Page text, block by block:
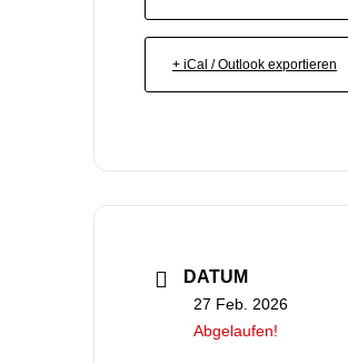
+ iCal / Outlook exportieren
DATUM
27 Feb. 2026
Abgelaufen!